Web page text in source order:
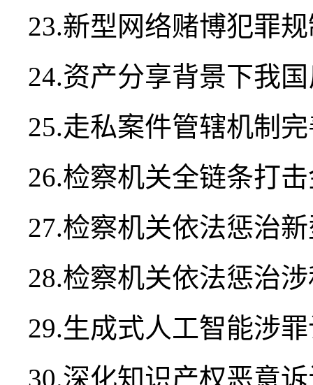
23.新型网络赌博犯罪
24.资产分享背景下我
25.走私案件管辖机制
26.检察机关全链条打
27.检察机关依法惩治
28.检察机关依法惩治
29.生成式人工智能涉
30.深化知识产权恶意